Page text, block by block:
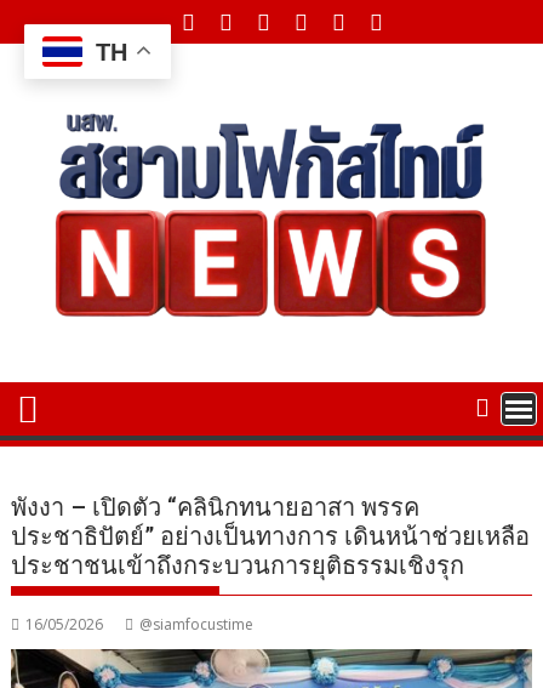
to
content
พังงา – เปิดตัว “คลินิกทนายอาสา พรรค
ประชาธิปัตย์” อย่างเป็นทางการ เดินหน้าช่วยเหลือ
ประชาชนเข้าถึงกระบวนการยุติธรรมเชิงรุก
16/05/2026 @siamfocustime
TH